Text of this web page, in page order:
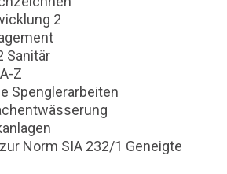
2
Sanitär
Z
Spenglerarbeiten
Norm SIA 232/1 Geneigte